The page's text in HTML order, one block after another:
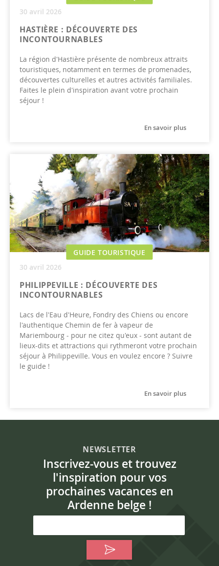
30 avril 2026
HASTIÈRE : DÉCOUVERTE DES
INCONTOURNABLES
La région d'Hastière présente de nombreux attraits
touristiques, notamment en termes de promenades,
découvertes culturelles et autres activités familiales.
Faites le plein d'inspiration avant votre prochain
séjour !
En savoir plus
GUIDE TOURISTIQUE
30 avril 2026
PHILIPPEVILLE : DÉCOUVERTE DES
INCONTOURNABLES
Lacs de l'Eau d'Heure, Fondry des Chiens ou encore
l'authentique Chemin de fer à vapeur de
Mariembourg - pour ne citez qu'eux - sont autant de
lieux-dits et attractions qui rythmeront votre prochain
séjour à Philippeville. Vous en voulez encore ? Suivre
le guide !
En savoir plus
NEWSLETTER
Inscrivez-vous et trouvez
l'inspiration pour vos
prochaines vacances en
Ardenne belge !